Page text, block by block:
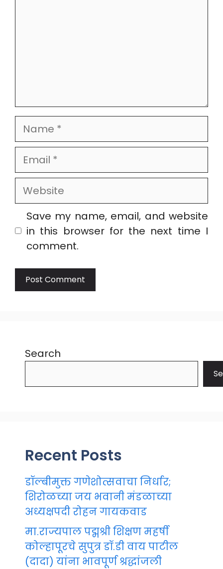
Name
Email
Website
Save my name, email, and website
in this browser for the next time I
comment.
Search
Recent Posts
डॉल्बीमुक्त गणेशोत्सवाचा निर्धार;
शिरोळच्या जय भवानी मंडळाच्या
अध्यक्षपदी रोहन गायकवाड
मा.राज्यपाल पद्मश्री शिक्षण महर्षी
कोल्हापूरचे सुपुत्र डॉ.डी वाय पाटील
(दादा) यांना भावपूर्ण श्रद्धांजली